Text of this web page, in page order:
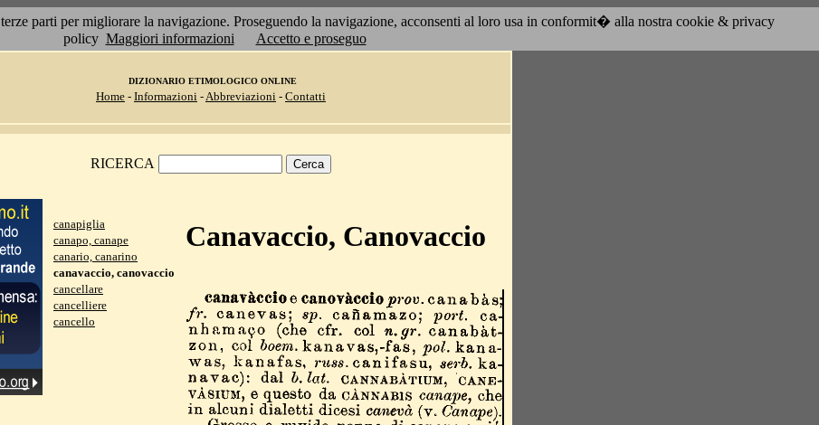
parti per migliorare la navigazione. Proseguendo la navigazione, acconsenti al loro usa in conformit� alla nostra cookie & privacy
policy Maggiori informazioni Accetto e proseguo
DIZIONARIO ETIMOLOGICO ONLINE
Home - Informazioni -Abbreviazioni - Contatti
RICERCA
canapiglia
canapo, canape
canario, canarino
canavaccio, canovaccio
cancellare
cancelliere
cancello
Canavaccio, Canovaccio